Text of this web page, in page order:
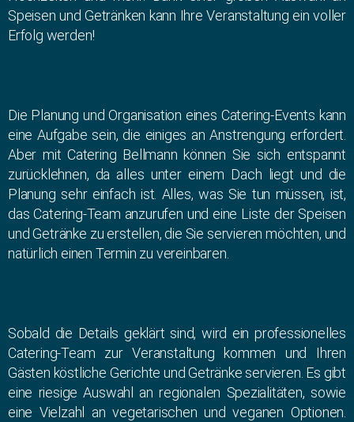
Speisen und Getränken kann Ihre Veranstaltung ein voller
Erfolg werden!
Die Planung und Organisation eines Catering-Events kann
eine Aufgabe sein, die einiges an Anstrengung erfordert.
Aber mit Catering Bellmann können Sie sich entspannt
zurücklehnen, da alles unter einem Dach liegt und die
Planung sehr einfach ist. Alles, was Sie tun müssen, ist,
das Catering-Team anzurufen und eine Liste der Speisen
und Getränke zu erstellen, die Sie servieren möchten, und
natürlich einen Termin zu vereinbaren.
Sobald die Details geklärt sind, wird ein professionelles
Catering-Team zur Veranstaltung kommen und Ihren
Gästen köstliche Gerichte und Getränke servieren. Es gibt
eine riesige Auswahl an regionalen Spezialitäten, sowie
eine Vielzahl an vegetarischen und veganen Optionen.